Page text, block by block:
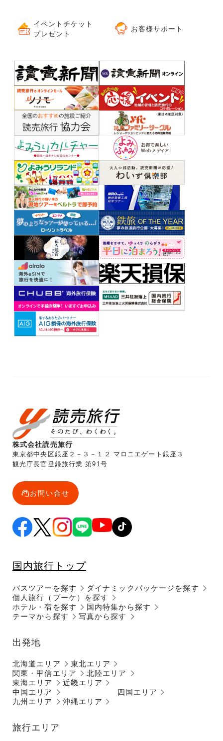
イベントチケット
プレゼント
お客様サポート
株式会社読売旅行
東京都中央区銀座２－３－１２ マロニエゲート銀座３
観光庁長官登録旅行業 第91号
お問い合せ
国内旅行トップ
バスツアーを探す
個人旅行（ブーケ）を探す
ダイナミックパッケージを探す
ホテル・宿を探す
国内特集から探す
テーマから探す
写真から探す
出発地
北海道エリア
東北エリア
関東・甲信エリア
北陸エリア
東海エリア
近畿エリア
中国エリア
四国エリア
九州エリア
沖縄エリア
旅行エリア